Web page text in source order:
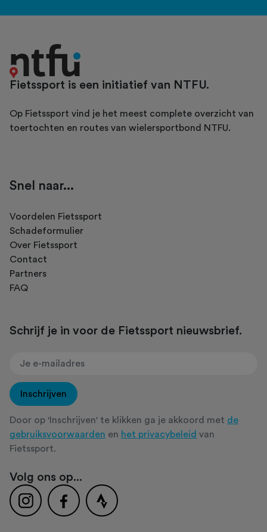
Fietssport is een initiatief van NTFU.
Op Fietssport vind je het meest complete overzicht van
toertochten en routes van wielersportbond NTFU.
Snel naar...
Voordelen Fietssport
Schadeformulier
Over Fietssport
Contact
Partners
FAQ
Schrijf je in voor de Fietssport nieuwsbrief.
Inschrijven
Door op 'Inschrijven' te klikken ga je akkoord met de
gebruiksvoorwaarden en het privacybeleid van
Fietssport.
Volg ons op...